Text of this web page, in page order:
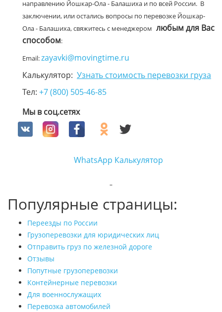
направлению Йошкар-Ола - Балашиха и по всей России. В
заключении, или остались вопросы по перевозке Йошкар-
Ола - Балашиха, свяжитесь с менеджером любым для Вас
способом:
Email:zayavki@movingtime.ru
Калькулятор: Узнать стоимость перевозки груза
Тел: +7 (800) 505-46-85
Мы в соц.сетях
WhatsApp Калькулятор
Популярные страницы:
Переезды по России
Грузоперевозки для юридических лиц
Отправить груз по железной дороге
Отзывы
Попутные грузоперевозки
Контейнерные перевозки
Для военнослужащих
Перевозка автомобилей